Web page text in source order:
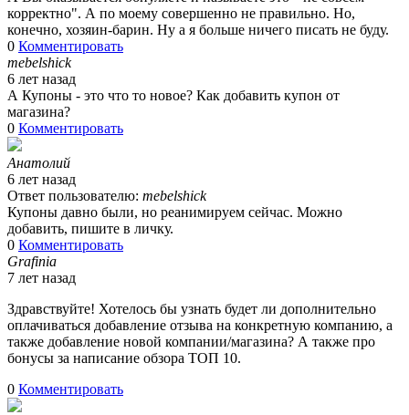
корректно". А по моему совершенно не правильно. Но,
конечно, хозяин-барин. Ну а я больше ничего писать не буду.
0 Комментировать
mebelshick
6 лет назад
А Купоны - это что то новое? Как добавить купон от
магазина?
0 Комментировать
Анатолий
6 лет назад
Ответ пользователю: mebelshick
Купоны давно были, но реанимируем сейчас. Можно
добавить, пишите в личку.
0 Комментировать
Grafinia
7 лет назад
Здравствуйте! Хотелось бы узнать будет ли дополнительно
оплачиваться добавление отзыва на конкретную компанию, а
также добавление новой компании/магазина? А также про
бонусы за написание обзора ТОП 10.
0 Комментировать